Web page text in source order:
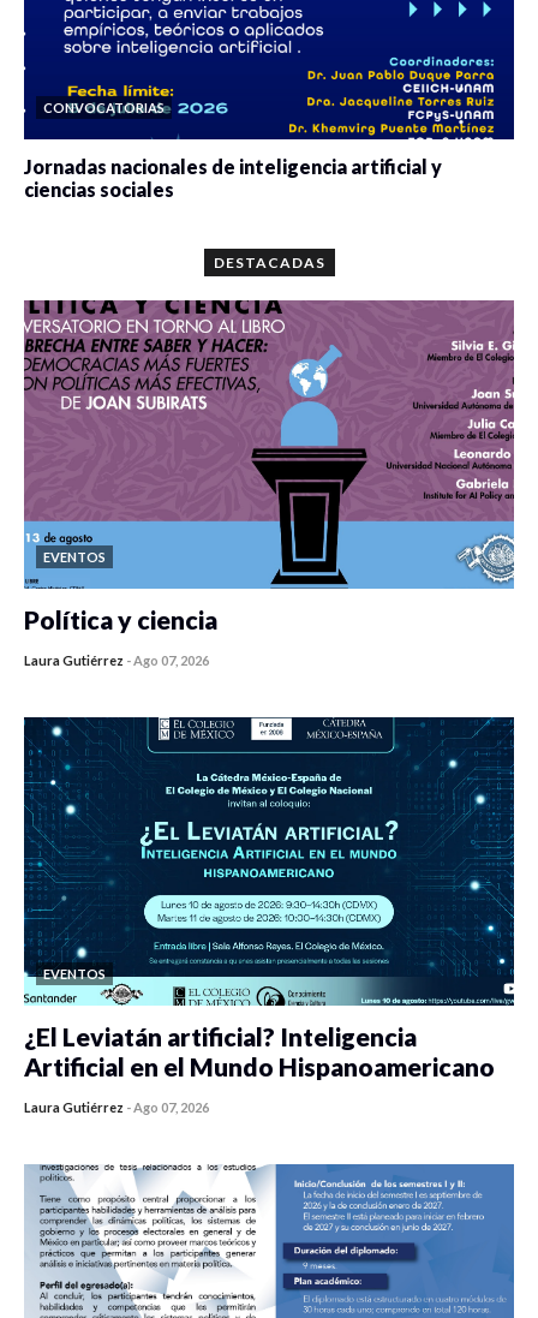
CONVOCATORIAS
Jornadas nacionales de inteligencia artificial y
ciencias sociales
DESTACADAS
EVENTOS
Política y ciencia
Laura Gutiérrez -Ago 07, 2026
EVENTOS
¿El Leviatán artificial? Inteligencia
Artificial en el Mundo Hispanoamericano
Laura Gutiérrez -Ago 07, 2026